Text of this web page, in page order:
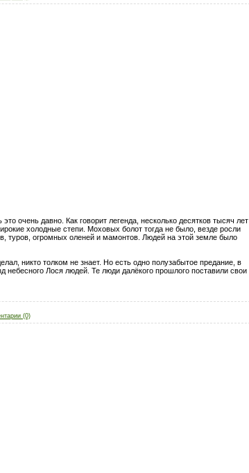
очень давно. Как говорит легенда, несколько десятков тысяч лет
холодные степи. Моховых болот тогда не было, везде росли
туров, огромных оленей и мамонтов. Людей на этой земле было
никто толком не знает. Но есть одно полузабытое предание, в
небесного Лося людей. Те люди далёкого прошлого поставили свои
(0)